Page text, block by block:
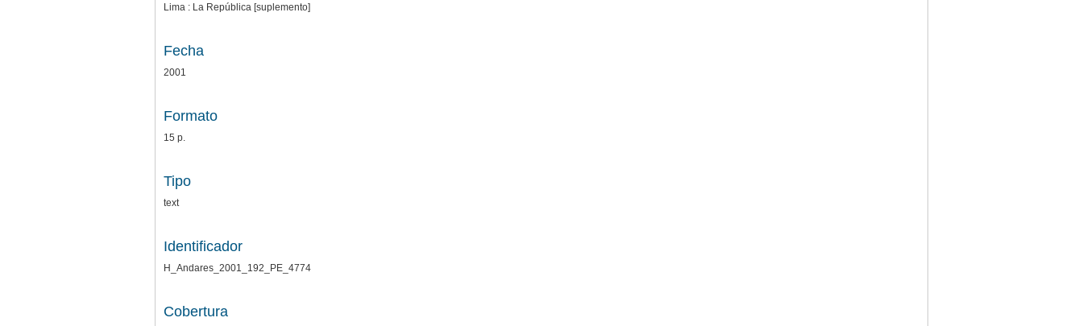
Lima : La República [suplemento]
Fecha
2001
Formato
15 p.
Tipo
text
Identificador
H_Andares_2001_192_PE_4774
Cobertura